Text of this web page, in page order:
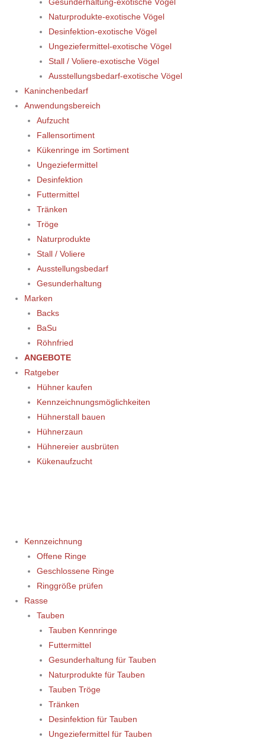
Gesunderhaltung-exotische Vögel
Naturprodukte-exotische Vögel
Desinfektion-exotische Vögel
Ungeziefermittel-exotische Vögel
Stall / Voliere-exotische Vögel
Ausstellungsbedarf-exotische Vögel
Kaninchenbedarf
Anwendungsbereich
Aufzucht
Fallensortiment
Kükenringe im Sortiment
Ungeziefermittel
Desinfektion
Futtermittel
Tränken
Tröge
Naturprodukte
Stall / Voliere
Ausstellungsbedarf
Gesunderhaltung
Marken
Backs
BaSu
Röhnfried
ANGEBOTE
Ratgeber
Hühner kaufen
Kennzeichnungsmöglichkeiten
Hühnerstall bauen
Hühnerzaun
Hühnereier ausbrüten
Kükenaufzucht
Kennzeichnung
Offene Ringe
Geschlossene Ringe
Ringgröße prüfen
Rasse
Tauben
Tauben Kennringe
Futtermittel
Gesunderhaltung für Tauben
Naturprodukte für Tauben
Tauben Tröge
Tränken
Desinfektion für Tauben
Ungeziefermittel für Tauben